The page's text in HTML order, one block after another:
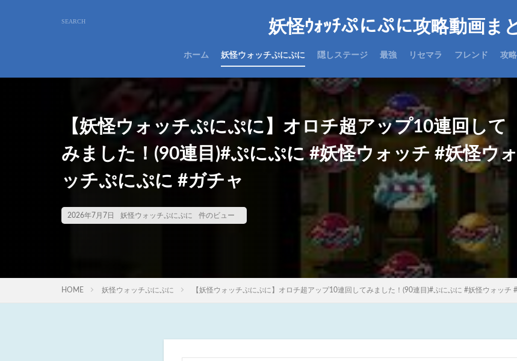
妖怪ｳｫｯﾁぷにぷに攻略動画ま
ホーム 妖怪ウォッチぷにぷに 隠しステージ 最強 リセマラ フレンド 攻略
【妖怪ウォッチぷにぷに】オロチ超アップ10連回して
みました！(90連目)#ぷにぷに #妖怪ウォッチ #妖怪ウォ
ッチぷにぷに #ガチャ
2026年7月7日 妖怪ウォッチぷにぷに 件のビュー
HOME 妖怪ウォッチぷにぷに 【妖怪ウォッチぷにぷに】オロチ超アップ10連回してみました！(90連目)#ぷにぷに #妖怪ウォッチ